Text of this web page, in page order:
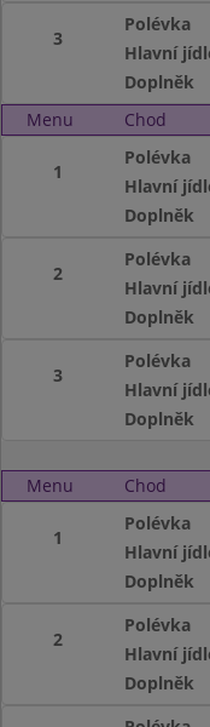
3
Polévka
Hlavní
Doplněk
Menu
Chod
1
Polévka
Hlavní
Doplněk
2
Polévka
Hlavní
Doplněk
3
Polévka
Hlavní
Doplněk
Menu Chod
1
Polévka
Hlavní
Doplněk
2
Polévka
Hlavní
Doplněk